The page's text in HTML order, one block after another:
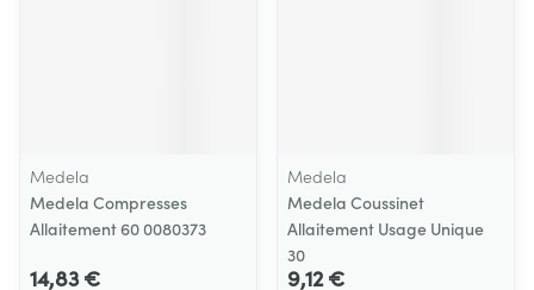
Medela
Medela Compresses
Allaitement 60 0080373
14,83 €
Medela
Medela Coussinet
Allaitement Usage Unique
30
9,12 €